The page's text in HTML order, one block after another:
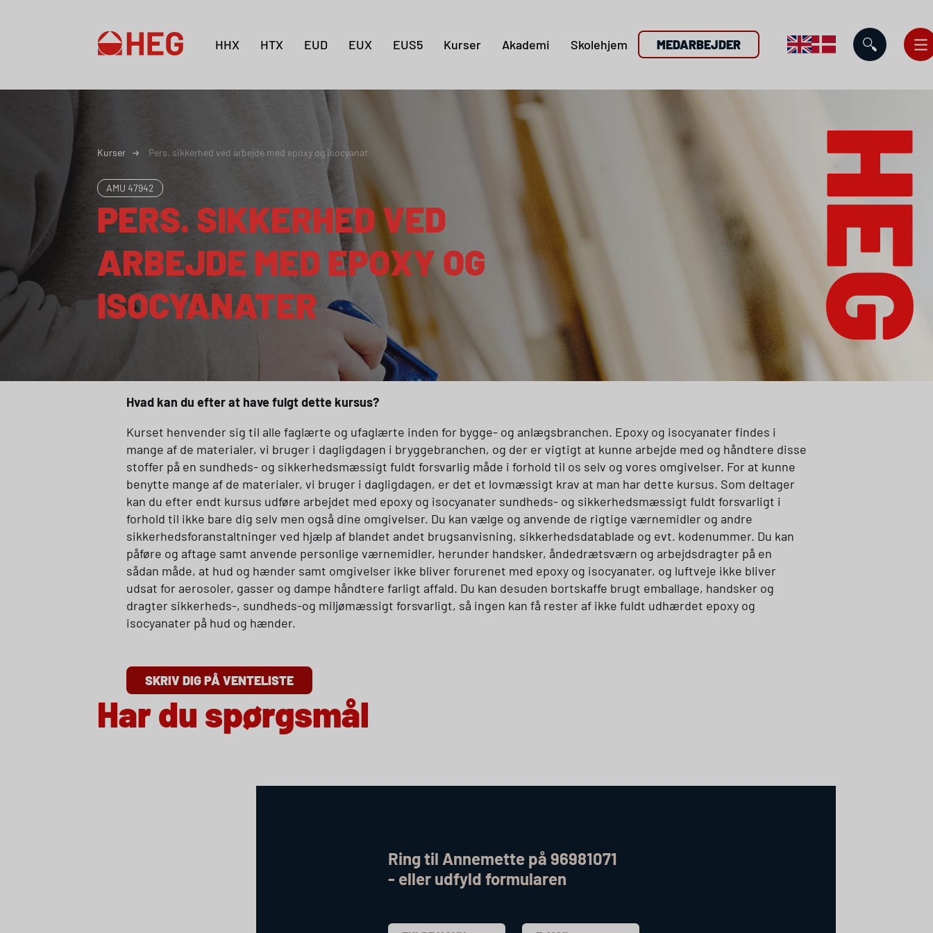
HHX HTX EUD EUX EUS5 Kurser Akademi Skolehjem MEDARBEJDER
Kurser Pers. sikkerhed ved arbejde med epoxy og isocyanat
AMU 47942
PERS. SIKKERHED VED
ARBEJDE MED EPOXY OG
ISOCYANATER
Hvad kan du efter at have fulgt dette kursus?
Kurset henvender sig til alle faglærte og ufaglærte inden for bygge- og anlægsbranchen. Epoxy og isocyanater findes i
mange af de materialer, vi bruger i dagligdagen i bryggebranchen, og der er vigtigt at kunne arbejde med og håndtere disse
stoffer på en sundheds- og sikkerhedsmæssigt fuldt forsvarlig måde i forhold til os selv og vores omgivelser. For at kunne
benytte mange af de materialer, vi bruger i dagligdagen, er det et lovmæssigt krav at man har dette kursus. Som deltager
kan du efter endt kursus udføre arbejdet med epoxy og isocyanater sundheds- og sikkerhedsmæssigt fuldt forsvarligt i
forhold til ikke bare dig selv men også dine omgivelser. Du kan vælge og anvende de rigtige værnemidler og andre
sikkerhedsforanstaltninger ved hjælp af blandet andet brugsanvisning, sikkerhedsdatablade og evt. kodenummer. Du kan
påføre og aftage samt anvende personlige værnemidler, herunder handsker, åndedrætsværn og arbejdsdragter på en
sådan måde, at hud og hænder samt omgivelser ikke bliver forurenet med epoxy og isocyanater, og luftveje ikke bliver
udsat for aerosoler, gasser og dampe håndtere farligt affald. Du kan desuden bortskaffe brugt emballage, handsker og
dragter sikkerheds-, sundheds-og miljømæssigt forsvarligt, så ingen kan få rester af ikke fuldt udhærdet epoxy og
isocyanater på hud og hænder.
SKRIV DIG PÅ VENTELISTE
Har du spørgsmål
Ring til Annemette på 96981071
- eller udfyld formularen